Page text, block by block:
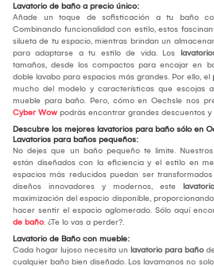
Lavatorio de baño a precio único:
Añade un toque de sofisticación a tu baño
Combinando funcionalidad con estilo, estos
silueta de tu espacio, mientras brindan un
para adaptarse a tu estilo de vida. Los
tamaños, desde los compactos para encajar en
doble lavabo para espacios más grandes. Por ello, el
mucho del modelo y características que escojas
mueble para baño. Pero, cómo en Oechsle nos
Cyber Wow podrás encontrar grandes descuentos y
Descubre los mejores lavatorios para baño sólo en
Lavatorios para baños pequeños:
No dejes que un baño pequeño te limite.
están diseñados con la eficiencia y el estilo en
espacios más reducidos puedan ser
diseños innovadores y modernos, este
maximización del espacio disponible,
hacer sentir el espacio aglomerado. Sólo aquí
de baño. ¿Te lo vas a perder?.
Lavatorio de Baño con mueble:
Cada hogar lujoso necesita un lavatorio para baño
cualquier baño bien diseñado. Los lavamanos no